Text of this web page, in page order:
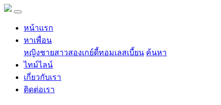
หน้าแรก
หาเพื่อน
หญิงชายสาวสองเกย์ดี้ทอมเลสเบี้ยน ค้นหา
ไทม์ไลน์
เกี่ยวกับเรา
ติดต่อเรา